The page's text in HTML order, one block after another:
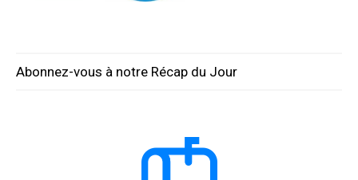
Abonnez-vous à notre Récap du Jour